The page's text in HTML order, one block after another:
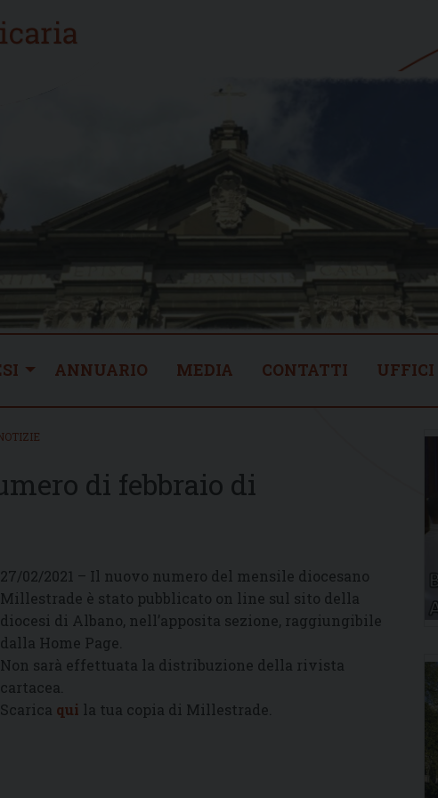
ANNUARIO MEDIA CONTATTI UFFICI
di febbraio di
27/02/2021 – Il nuovo numero del mensile diocesano
Millestrade è stato pubblicato on line sul sito della
diocesi di Albano, nell’apposita sezione, raggiungibile
dalla Home Page.
Non sarà effettuata la distribuzione della rivista
cartacea.
Scarica qui la tua copia di Millestrade.